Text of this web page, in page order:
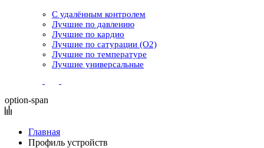
С удалённым контролем
Лучшие по давлению
Лучшие по кардио
Лучшие по сатурации (О2)
Лучшие по температуре
Лучшие универсальные
option-span
Главная
Профиль устройств